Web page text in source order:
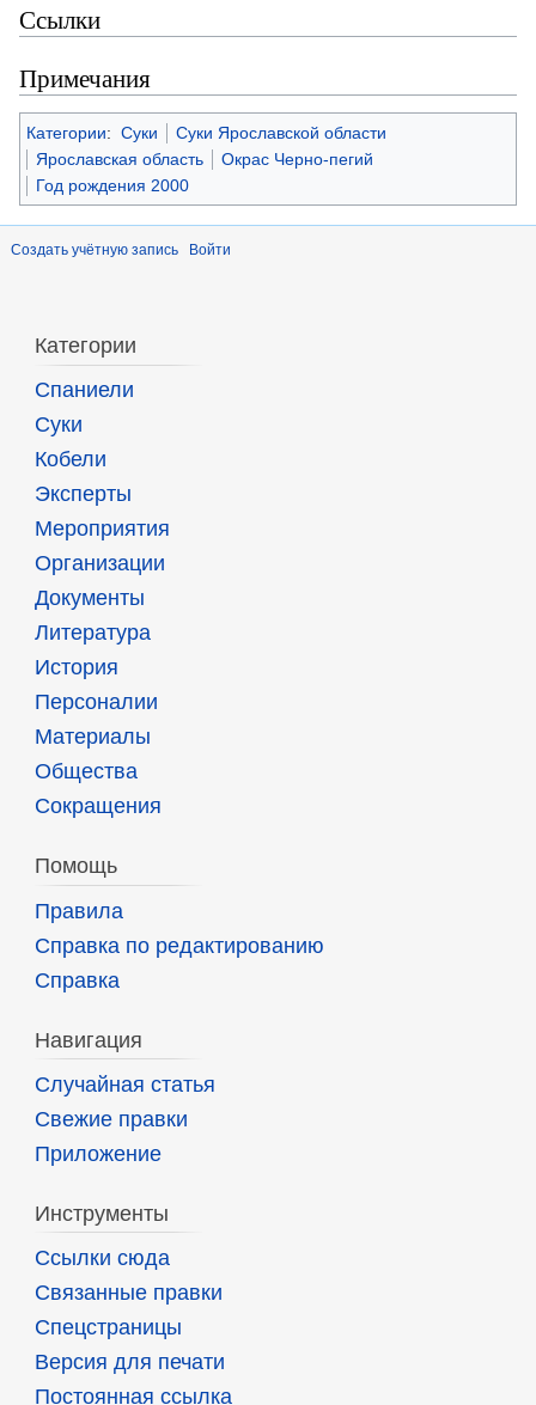
Ссылки
Примечания
Категории: Суки
Суки Ярославской области
Ярославская область
Окрас Черно-пегий
Год рождения 2000
Создать учётную запись Войти
Категории
Спаниели
Суки
Кобели
Эксперты
Мероприятия
Организации
Документы
Литература
История
Персоналии
Материалы
Общества
Сокращения
Помощь
Правила
Справка по редактированию
Справка
Навигация
Случайная статья
Свежие правки
Приложение
Инструменты
Ссылки сюда
Связанные правки
Спецстраницы
Версия для печати
Постоянная ссылка